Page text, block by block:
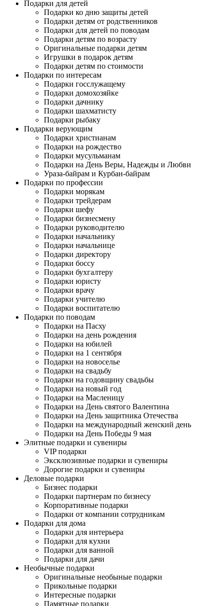
Подарки для детей
Подарки ко дню защиты детей
Подарки детям от родственников
Подарки для детей по поводам
Подарки детям по возрасту
Оригинальные подарки детям
Игрушки в подарок детям
Подарки детям по стоимости
Подарки по интересам
Подарки госслужащему
Подарки домохозяйке
Подарки дачнику
Подарки шахматисту
Подарки рыбаку
Подарки верующим
Подарки христианам
Подарки на рождество
Подарки мусульманам
Подарки на День Веры, Надежды и Любви
Ураза-байрам и Курбан-байрам
Подарки по профессии
Подарки морякам
Подарки трейдерам
Подарки шефу
Подарки бизнесмену
Подарки руководителю
Подарки начальнику
Подарки начальнице
Подарки директору
Подарки боссу
Подарки бухгалтеру
Подарки юристу
Подарки врачу
Подарки учителю
Подарки воспитателю
Подарки по поводам
Подарки на Пасху
Подарки на день рождения
Подарки на юбилей
Подарки на 1 сентября
Подарки на новоселье
Подарки на свадьбу
Подарки на годовщину свадьбы
Подарки на новый год
Подарки на Масленицу
Подарки на День святого Валентина
Подарки на День защитника Отечества
Подарки на международный женский день
Подарки на День Победы 9 мая
Элитные подарки и сувениры
VIP подарки
Эксклюзивные подарки и сувениры
Дорогие подарки и сувениры
Деловые подарки
Бизнес подарки
Подарки партнерам по бизнесу
Корпоративные подарки
Подарки от компании сотрудникам
Подарки для дома
Подарки для интерьера
Подарки для кухни
Подарки для ванной
Подарки для дачи
Необычные подарки
Оригинальные необыные подарки
Прикольные подарки
Интересные подарки
Памятные подарки